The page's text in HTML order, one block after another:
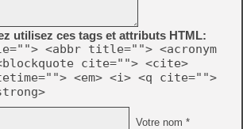
utilisez ces tags et attributs HTML:
<abbr title=""> <acronym
cite=""> <cite>
<em> <i> <q cite="">
Votre nom *